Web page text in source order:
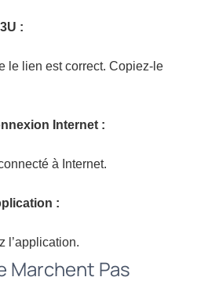
:
le lien est correct. Copiez-le
Internet :
à Internet.
:
l’application.
Marchent Pas